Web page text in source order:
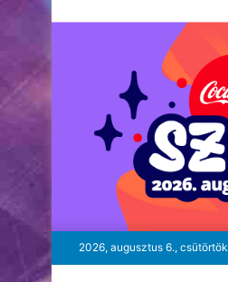
2026, augusztus 6., csütörtök